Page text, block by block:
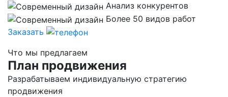
Анализ конкурентов
Более 50 видов работ
Заказать
Что мы предлагаем
План продвижения
Разрабатываем индивидуальную стратегию
продвижения